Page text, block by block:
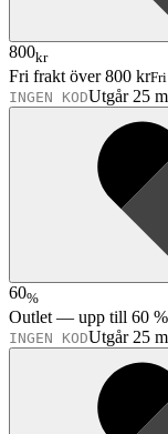
800kr
Fri frakt över 800 kr
INGEN KODUtgår 25
60%
Outlet — upp till 60 %
INGEN KODUtgår 25